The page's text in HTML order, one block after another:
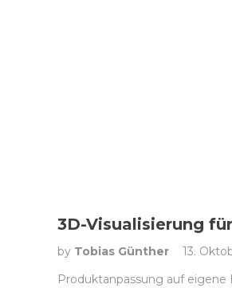
3D-Visualisierung
by Tobias Günther
13.
Produktanpassung auf eigene